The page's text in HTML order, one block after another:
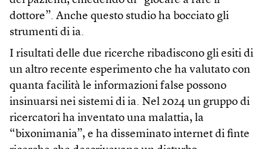
dottore”. Anche questo studio ha bocciato gli
strumenti di ia.
I risultati delle due ricerche ribadiscono gli esiti di
un altro recente esperimento che ha valutato con
quanta facilità le informazioni false possono
insinuarsi nei sistemi di ia. Nel 2024 un gruppo di
ricercatori ha inventato una malattia, la
“bixonimania”, e ha disseminato internet di finte